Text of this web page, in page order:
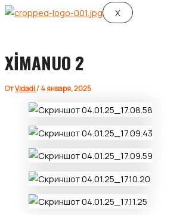
X
XİMANUO 2
ОтVidadi/4 января, 2025